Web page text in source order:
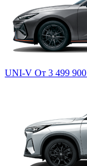
UNI-V От 3 499 900